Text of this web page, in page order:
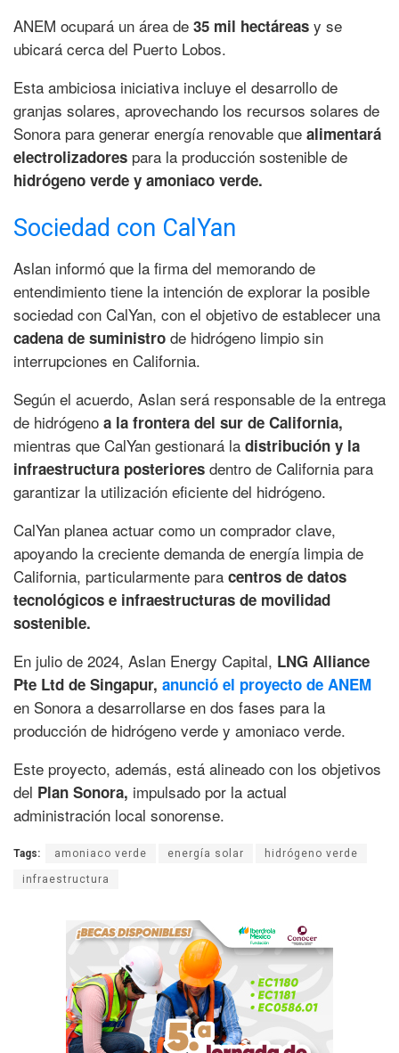
ANEM ocupará un área de 35 mil hectáreas y se
ubicará cerca del Puerto Lobos.
Esta ambiciosa iniciativa incluye el desarrollo de
granjas solares, aprovechando los recursos solares de
Sonora para generar energía renovable que alimentará
electrolizadores para la producción sostenible de
hidrógeno verde y amoniaco verde.
Sociedad con CalYan
Aslan informó que la firma del memorando de
entendimiento tiene la intención de explorar la posible
sociedad con CalYan, con el objetivo de establecer una
cadena de suministro de hidrógeno limpio sin
interrupciones en California.
Según el acuerdo, Aslan será responsable de la entrega
de hidrógeno a la frontera del sur de California,
mientras que CalYan gestionará la distribución y la
infraestructura posteriores dentro de California para
garantizar la utilización eficiente del hidrógeno.
CalYan planea actuar como un comprador clave,
apoyando la creciente demanda de energía limpia de
California, particularmente para centros de datos
tecnológicos e infraestructuras de movilidad
sostenible.
En julio de 2024, Aslan Energy Capital, LNG Alliance
Pte Ltd de Singapur, anunció el proyecto de ANEM
en Sonora a desarrollarse en dos fases para la
producción de hidrógeno verde y amoniaco verde.
Este proyecto, además, está alineado con los objetivos
del Plan Sonora, impulsado por la actual
administración local sonorense.
Tags: amoniaco verde energía solar hidrógeno verde
infraestructura